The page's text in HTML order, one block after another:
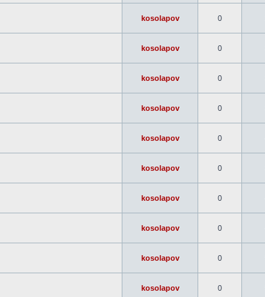
kosolapov 0
kosolapov 0
kosolapov 0
kosolapov 0
kosolapov 0
kosolapov 0
kosolapov 0
kosolapov 0
kosolapov 0
kosolapov 0